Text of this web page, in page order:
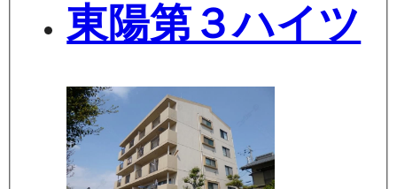
東陽第３ハイツ